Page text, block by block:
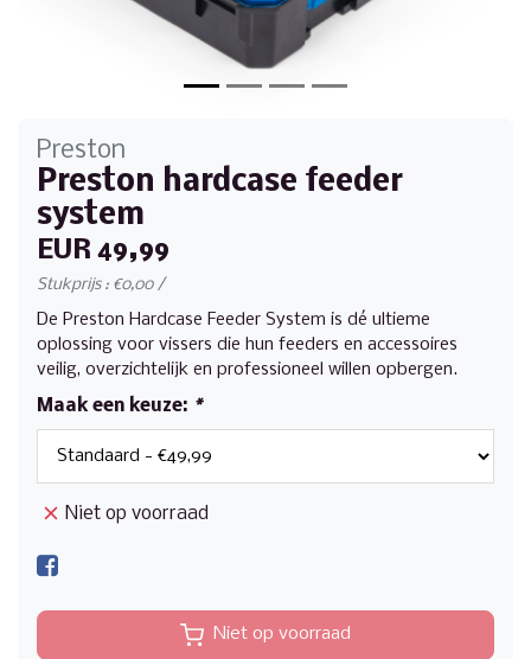
Preston
Preston hardcase feeder
system
EUR 49,99
Stukprijs : €0,00 /
De Preston Hardcase Feeder System is dé ultieme
oplossing voor vissers die hun feeders en accessoires
veilig, overzichtelijk en professioneel willen opbergen.
Maak een keuze: *
Niet op voorraad
Niet op voorraad